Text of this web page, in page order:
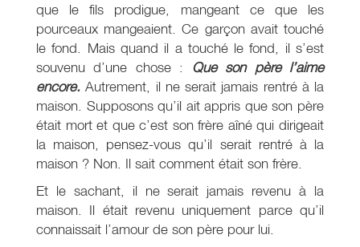
que le fils prodigue, mangeant ce que les
pourceaux mangeaient. Ce garçon avait touché
le fond. Mais quand il a touché le fond, il s’est
souvenu d’une chose : Que son père l’aime
encore. Autrement, il ne serait jamais rentré à la
maison. Supposons qu’il ait appris que son père
était mort et que c’est son frère aîné qui dirigeait
la maison, pensez-vous qu’il serait rentré à la
maison ? Non. Il sait comment était son frère.
Et le sachant, il ne serait jamais revenu à la
maison. Il était revenu uniquement parce qu’il
connaissait l’amour de son père pour lui.